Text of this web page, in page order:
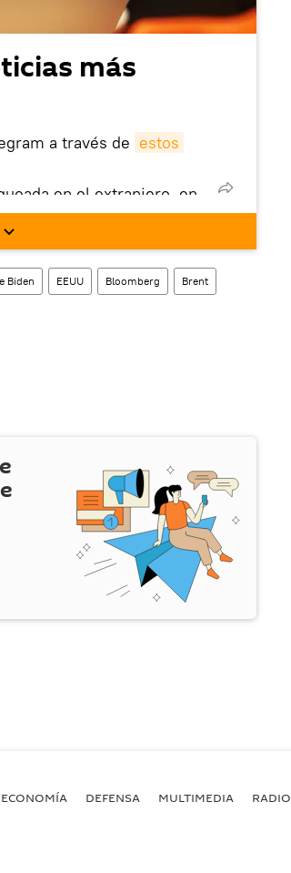
más
a través de estos
en el extranjero, en
en tu dispositivo
Biden EEUU Bloomberg Brent
ECONOMÍA DEFENSA MULTIMEDIA RADIO